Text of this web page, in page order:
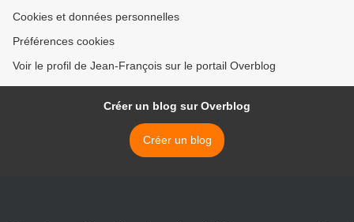
Cookies et données personnelles
Préférences cookies
Voir le profil de Jean-François sur le portail Overblog
Créer un blog sur Overblog
Créer un blog